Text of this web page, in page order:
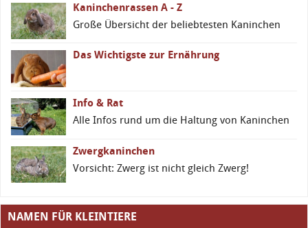
Kaninchenrassen A - Z
Große Übersicht der beliebtesten Kaninchen
Das Wichtigste zur Ernährung
Info & Rat
Alle Infos rund um die Haltung von Kaninchen
Zwergkaninchen
Vorsicht: Zwerg ist nicht gleich Zwerg!
NAMEN FÜR KLEINTIERE